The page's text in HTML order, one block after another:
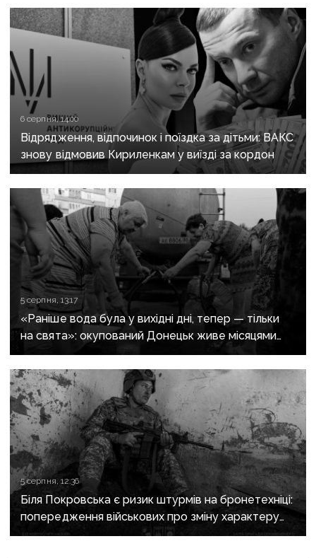
6 серпня, 14:00
Відрядження, відпочинок і поїздка за дітьми: ВАКС
знову відмовив Кириленкам у виїзді за кордон
5 серпня, 13:17
«Раніше вода була у вихідні дні, тепер — тільки
на свята»: окупований Донецьк живе місяцями
без води
5 серпня, 12:36
Біля Покровська є ризик штурмів на бронетехніці:
попередження військових про зміну характеру
боїв на напрямку